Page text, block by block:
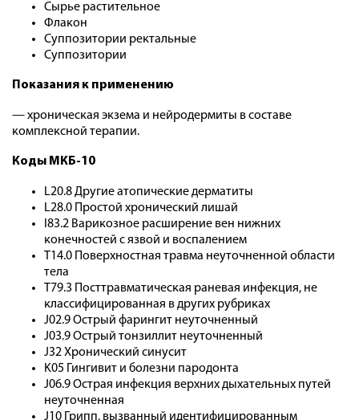
Сырье растительное
Флакон
Суппозитории ректальные
Суппозитории
Показания к применению
— хроническая экзема и нейродермиты в составе
комплексной терапии.
Коды МКБ-10
L20.8 Другие атопические дерматиты
L28.0 Простой хронический лишай
I83.2 Варикозное расширение вен нижних
конечностей c язвой и воспалением
T14.0 Поверхностная травма неуточненной области
тела
T79.3 Посттравматическая раневая инфекция, не
классифицированная в других рубриках
J02.9 Острый фарингит неуточненный
J03.9 Острый тонзиллит неуточненный
J32 Хронический синусит
K05 Гингивит и болезни пародонта
J06.9 Острая инфекция верхних дыхательных путей
неуточненная
J10 Грипп, вызванный идентифицированным